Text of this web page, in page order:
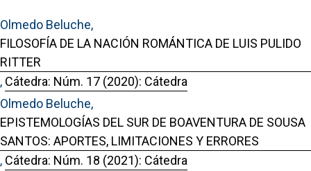
Olmedo Beluche,
FILOSOFÍA DE LA NACIÓN ROMÁNTICA DE LUIS PULIDO
RITTER
, Cátedra: Núm. 17 (2020): Cátedra
Olmedo Beluche,
EPISTEMOLOGÍAS DEL SUR DE BOAVENTURA DE SOUSA
SANTOS: APORTES, LIMITACIONES Y ERRORES
, Cátedra: Núm. 18 (2021): Cátedra